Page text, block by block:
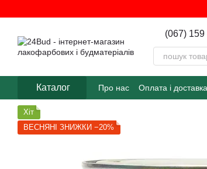
(067) 159
Каталог Про нас Оплата і доставка
Хіт
ВЕСНЯНІ ЗНИЖКИ −20%